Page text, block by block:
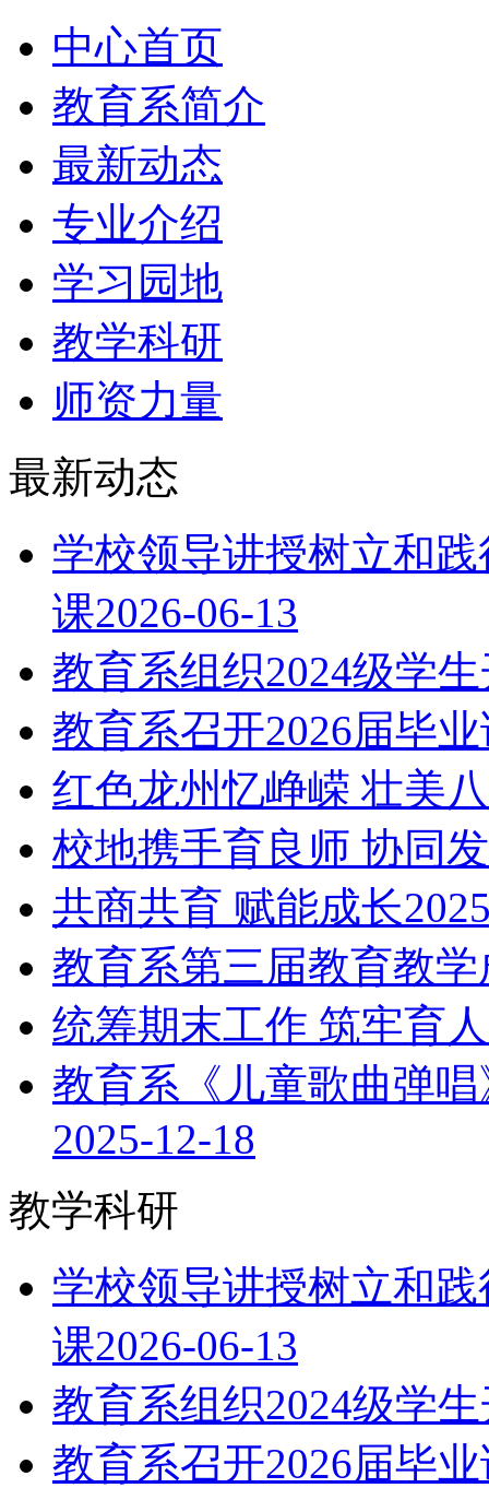
中心首页
教育系简介
最新动态
专业介绍
学习园地
教学科研
师资力量
最新动态
学校领导讲授树立和
课2026-06-13
教育系组织2024级学
教育系召开2026届毕
红色龙州忆峥嵘 壮美
校地携手育良师 协同
共商共育 赋能成长
教育系第三届教育教
统筹期末工作 筑牢育
教育系《儿童歌曲弹
2025-12-18
教学科研
学校领导讲授树立和
课2026-06-13
教育系组织2024级学
教育系召开2026届毕